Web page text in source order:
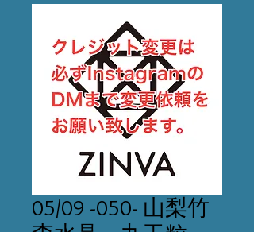
05/09 -050- 山梨竹